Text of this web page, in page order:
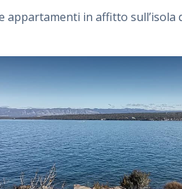
appartamenti in affitto